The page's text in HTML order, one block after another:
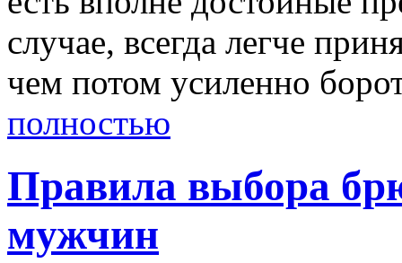
случае, всегда легче
чем потом усиленно
полностью
Правила выбора
мужчин